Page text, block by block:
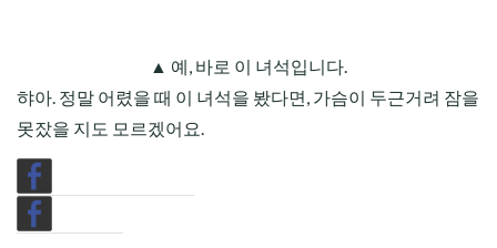
▲ 예, 바로 이 녀석입니다.
햐아. 정말 어렸을 때 이 녀석을 봤다면, 가슴이 두근거려 잠을
못잤을 지도 모르겠어요.